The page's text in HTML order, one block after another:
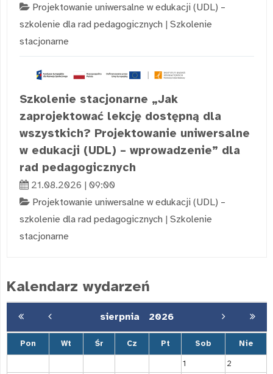
Projektowanie uniwersalne w edukacji (UDL) –
szkolenie dla rad pedagogicznych | Szkolenie
stacjonarne
Szkolenie stacjonarne „Jak
zaprojektować lekcję dostępną dla
wszystkich? Projektowanie uniwersalne
w edukacji (UDL) – wprowadzenie” dla
rad pedagogicznych
21.08.2026 | 09:00
Projektowanie uniwersalne w edukacji (UDL) –
szkolenie dla rad pedagogicznych | Szkolenie
stacjonarne
Kalendarz wydarzeń
sierpnia 2026
Pon Wt Śr Cz Pt Sob Nie
1
2